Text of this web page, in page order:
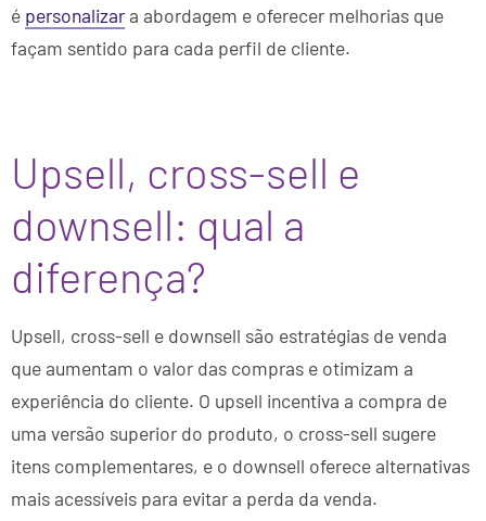
é personalizara abordagem e oferecer melhorias que
façam sentido para cada perfil de cliente.
Upsell, cross-sell e
downsell: qual a
diferença?
Upsell, cross-sell e downsell são estratégias de venda
que aumentam o valor das compras e otimizam a
experiência do cliente. O upsell incentiva a compra de
uma versão superior do produto, o cross-sell sugere
itens complementares, e o downsell oferece alternativas
mais acessíveis para evitar a perda da venda.